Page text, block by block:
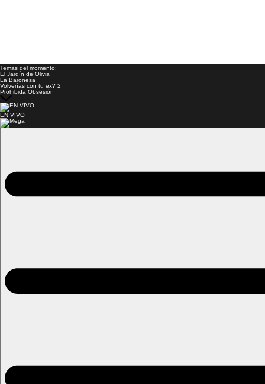
Temas del momento:
El Jardín de Olivia
La Baronesa
Volverías con tu ex? 2
Prohibida Obsesión
EN VIVO